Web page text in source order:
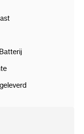
mm
04 Grade 2